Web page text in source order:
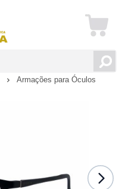
Armações para Óculos